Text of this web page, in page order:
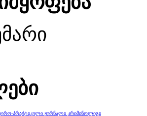
პრაქტიკული ჟურნალი კრიმინოლიგი